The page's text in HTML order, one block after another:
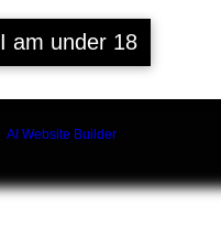
I am under 18
AI Website Builder